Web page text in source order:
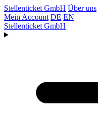
Stellenticket GmbH Über uns
Mein Account DE EN
Stellenticket GmbH